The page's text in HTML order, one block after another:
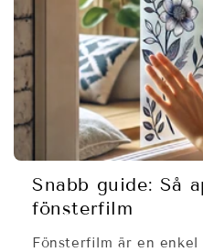
Snabb guide: Så
fönsterfilm
Fönsterfilm är en